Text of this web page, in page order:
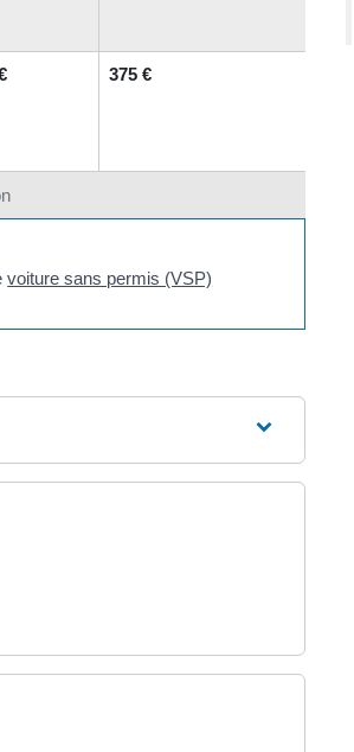
375 €
voiture sans permis (VSP)